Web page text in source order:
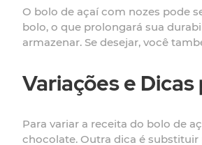
O bolo de açaí com nozes pode
bolo, o que prolongará sua
armazenar. Se desejar, você
Variações e
Para variar a receita do bolo de
chocolate. Outra dica é